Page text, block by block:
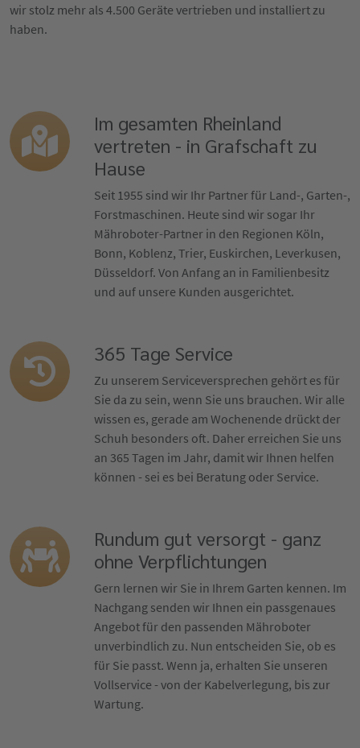
wir stolz mehr als 4.500 Geräte vertrieben und installiert zu
haben.
Im gesamten Rheinland
vertreten - in Grafschaft zu
Hause
Seit 1955 sind wir Ihr Partner für Land-, Garten-,
Forstmaschinen. Heute sind wir sogar Ihr
Mähroboter-Partner in den Regionen Köln,
Bonn, Koblenz, Trier, Euskirchen, Leverkusen,
Düsseldorf. Von Anfang an in Familienbesitz
und auf unsere Kunden ausgerichtet.
365 Tage Service
Zu unserem Serviceversprechen gehört es für
Sie da zu sein, wenn Sie uns brauchen. Wir alle
wissen es, gerade am Wochenende drückt der
Schuh besonders oft. Daher erreichen Sie uns
an 365 Tagen im Jahr, damit wir Ihnen helfen
können - sei es bei Beratung oder Service.
Rundum gut versorgt - ganz
ohne Verpflichtungen
Gern lernen wir Sie in Ihrem Garten kennen. Im
Nachgang senden wir Ihnen ein passgenaues
Angebot für den passenden Mähroboter
unverbindlich zu. Nun entscheiden Sie, ob es
für Sie passt. Wenn ja, erhalten Sie unseren
Vollservice - von der Kabelverlegung, bis zur
Wartung.